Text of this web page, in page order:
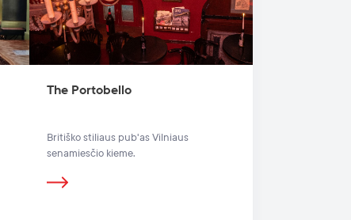
The Portobello
Britiško stiliaus pub'as Vilniaus
senamiesčio kieme.